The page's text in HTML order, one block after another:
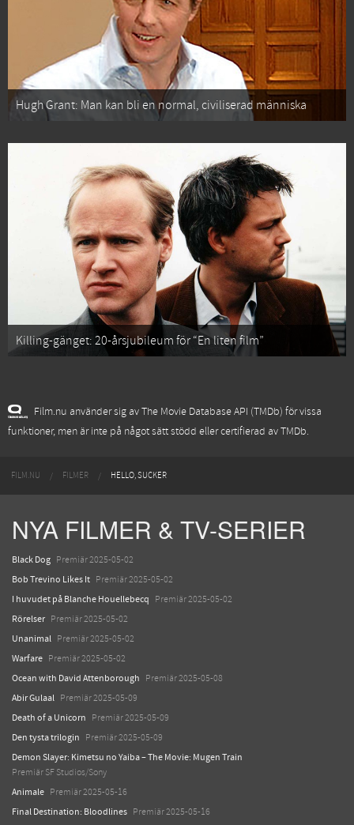
Hugh Grant: Man kan bli en normal, civiliserad människa
Killing-gänget: 20-årsjubileum för “En liten film”
Film.nu använder sig av The Movie Database API (TMDb) för vissa
funktioner, men är inte på något sätt stödd eller certifierad av TMDb.
FILM.NU FILMER HELLO, SUCKER
NYA FILMER & TV-SERIER
Black Dog Premiär 2025-05-02
Bob Trevino Likes It Premiär 2025-05-02
I huvudet på Blanche Houellebecq Premiär 2025-05-02
Rörelser Premiär 2025-05-02
Unanimal Premiär 2025-05-02
Warfare Premiär 2025-05-02
Ocean with David Attenborough Premiär 2025-05-08
Abir Gulaal Premiär 2025-05-09
Death of a Unicorn Premiär 2025-05-09
Den tysta trilogin Premiär 2025-05-09
Demon Slayer: Kimetsu no Yaiba – The Movie: Mugen Train
Premiär SF Studios/Sony
Animale Premiär 2025-05-16
Final Destination: Bloodlines Premiär 2025-05-16